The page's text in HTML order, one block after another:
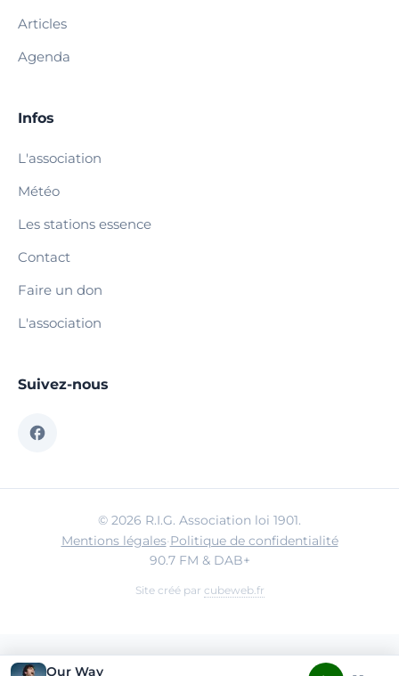
Articles
Agenda
Infos
L'association
Météo
Les stations essence
Contact
Faire un don
L'association
Suivez-nous
© 2026 R.I.G. Association loi 1901.
Mentions légales·Politique de confidentialité
90.7 FM & DAB+
Site créé par cubeweb.fr
Our Way